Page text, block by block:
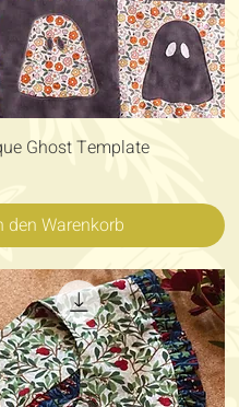
Schnellansicht
Ghost Template
den Warenkorb